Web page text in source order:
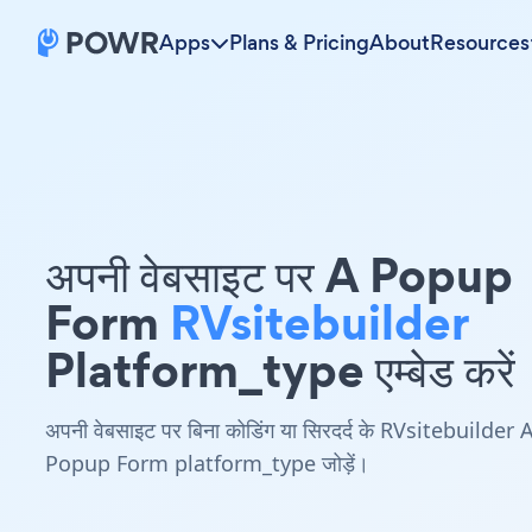
Apps Plans & PricingAboutResources
अपनी वेबसाइट पर A Popup
Form RVsitebuilder
Platform_type एम्बेड करें
अपनी वेबसाइट पर बिना कोडिंग या सिरदर्द के RVsitebuilder
Popup Form platform_type जोड़ें।